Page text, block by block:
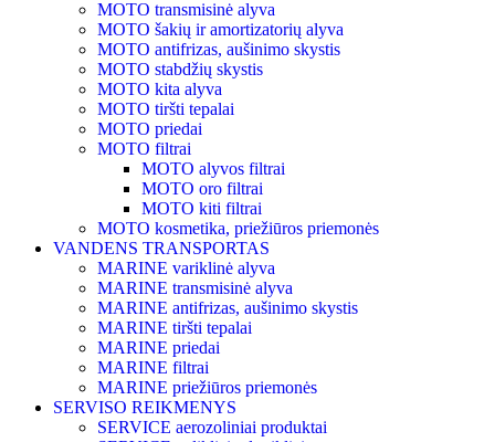
MOTO transmisinė alyva
MOTO šakių ir amortizatorių alyva
MOTO antifrizas, aušinimo skystis
MOTO stabdžių skystis
MOTO kita alyva
MOTO tiršti tepalai
MOTO priedai
MOTO filtrai
MOTO alyvos filtrai
MOTO oro filtrai
MOTO kiti filtrai
MOTO kosmetika, priežiūros priemonės
VANDENS TRANSPORTAS
MARINE variklinė alyva
MARINE transmisinė alyva
MARINE antifrizas, aušinimo skystis
MARINE tiršti tepalai
MARINE priedai
MARINE filtrai
MARINE priežiūros priemonės
SERVISO REIKMENYS
SERVICE aerozoliniai produktai